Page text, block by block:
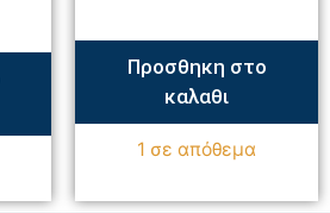
Προσθηκη στο
καλαθι
1 σε απόθεμα